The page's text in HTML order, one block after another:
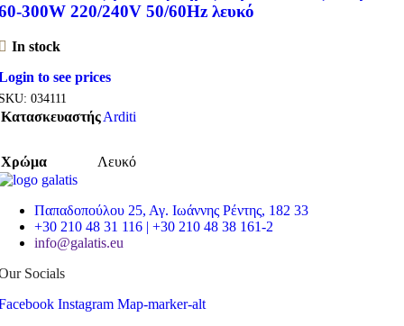
300W 220/240V 50/60Hz λευκό
In stock
to see prices
034111
ΚατασκευαστήςArditi
Χρώμα Λευκό
Παπαδοπούλου 25, Αγ. Ιωάννης Ρέντης, 182 33
+30 210 48 31 116 | +30 210 48 38 161-2
info@galatis.eu
Socials
Instagram Map-marker-alt